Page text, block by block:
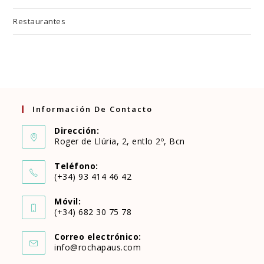
Restaurantes
Información De Contacto
Dirección:
Roger de Llúria, 2, entlo 2º, Bcn
Teléfono:
(+34) 93 414 46 42
abre
tu
Móvil:
(+34) 682 30 75 78
abre
Correo electrónico:
info@rochapaus.com